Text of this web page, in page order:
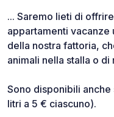
... Saremo lieti di
appartamenti vacanze
della nostra fattoria,
animali nella stalla o
Sono disponibili
litri a 5 € ciascuno).